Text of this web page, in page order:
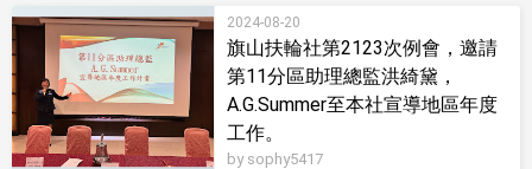
2024-08-20
旗山扶輪社第2123次例會，邀請
第11分區助理總監洪綺黛，
A.G.Summer至本社宣導地區年度
工作。
by sophy5417